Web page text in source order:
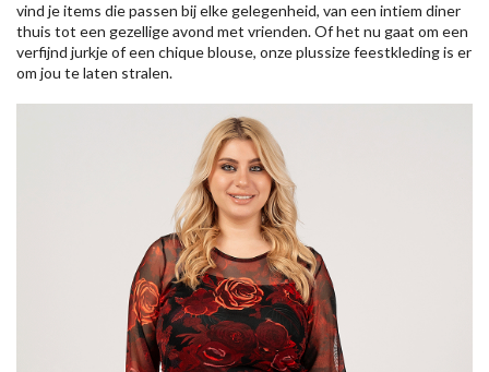
vind je items die passen bij elke gelegenheid, van een intiem diner
thuis tot een gezellige avond met vrienden. Of het nu gaat om een
verfijnd jurkje of een chique blouse, onze plussize feestkleding is er
om jou te laten stralen.